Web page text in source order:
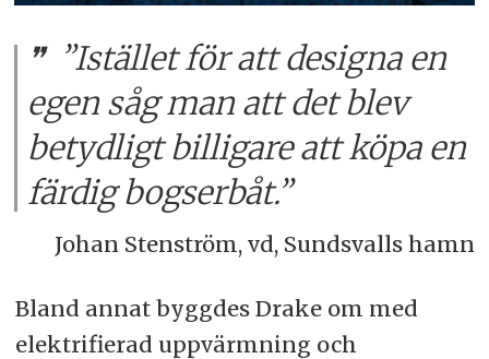
”Istället för att designa en
egen såg man att det blev
betydligt billigare att köpa en
färdig bogserbåt.”
Johan Stenström, vd, Sundsvalls hamn
Bland annat byggdes Drake om med
elektrifierad uppvärmning och